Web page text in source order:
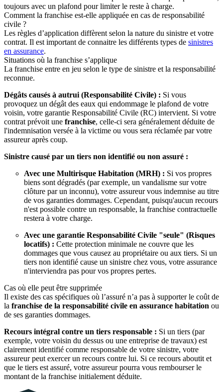
toujours avec un plafond pour limiter le reste à charge.
Comment la franchise est-elle appliquée en cas de responsabilité
civile ?
Les règles d’application diffèrent selon la nature du sinistre et votre
contrat. Il est important de connaitre les différents types de sinistres
en assurance.
Situations où la franchise s’applique
La franchise entre en jeu selon le type de sinistre et la responsabilité
reconnue.
Dégâts causés à autrui (Responsabilité Civile) : Si vous
provoquez un dégât des eaux qui endommage le plafond de votre
voisin, votre garantie Responsabilité Civile (RC) intervient. Si votre
contrat prévoit une franchise, celle-ci sera généralement déduite de
l'indemnisation versée à la victime ou vous sera réclamée par votre
assureur après coup.
Sinistre causé par un tiers non identifié ou non assuré :
Avec une Multirisque Habitation (MRH) : Si vos propres
biens sont dégradés (par exemple, un vandalisme sur votre
clôture par un inconnu), votre assureur vous indemnise au titre
de vos garanties dommages. Cependant, puisqu'aucun recours
n'est possible contre un responsable, la franchise contractuelle
restera à votre charge.
Avec une garantie Responsabilité Civile "seule" (Risques
locatifs) : Cette protection minimale ne couvre que les
dommages que vous causez au propriétaire ou aux tiers. Si un
tiers non identifié cause un sinistre chez vous, votre assurance
n'interviendra pas pour vos propres pertes.
Cas où elle peut être supprimée
Il existe des cas spécifiques où l’assuré n’a pas à supporter le coût de
la franchise de la responsabilité civile en assurance habitation ou
de ses garanties dommages.
Recours intégral contre un tiers responsable : Si un tiers (par
exemple, votre voisin du dessus ou une entreprise de travaux) est
clairement identifié comme responsable de votre sinistre, votre
assureur peut exercer un recours contre lui. Si ce recours aboutit et
que le tiers est assuré, votre assureur pourra vous rembourser le
montant de la franchise initialement déduite.